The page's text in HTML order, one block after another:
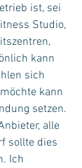
ist, sei
Studio,
kann
sich
kann
setzen.
alle
sollte dies
Ich